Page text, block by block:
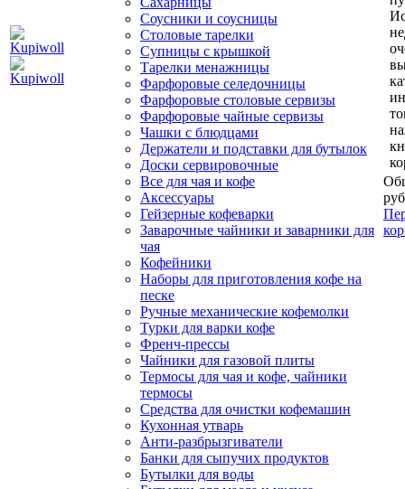
Соусники и соусницы
Столовые тарелки
Супницы с крышкой
Тарелки менажницы
Фарфоровые селедочницы
Фарфоровые столовые сервизы
Фарфоровые чайные сервизы
Чашки с блюдцами
Держатели и подставки для бутылок
Доски сервировочные
Все для чая и кофе
Аксессуары
Гейзерные кофеварки
Заварочные чайники и заварники для
чая
Кофейники
Наборы для приготовления кофе на
песке
Ручные механические кофемолки
Турки для варки кофе
Френч-прессы
Чайники для газовой плиты
Термосы для чая и кофе, чайники
термосы
Средства для очистки кофемашин
Кухонная утварь
Анти-разбрызгиватели
Банки для сыпучих продуктов
Бутылки для воды